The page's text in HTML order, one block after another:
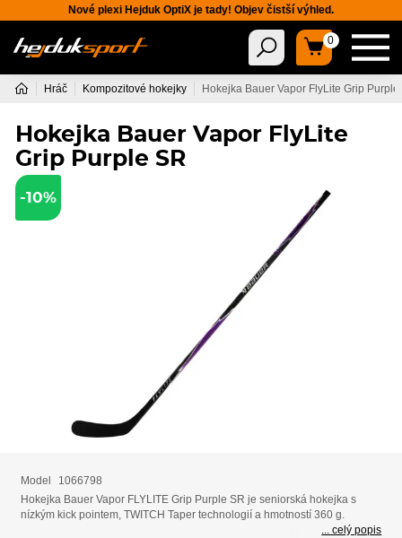
Nové plexi Hejduk OptiX je tady! Objev čistší výhled.
0
Hráč Kompozitové hokejky Hokejka Bauer Vapor FlyLite Grip Purple
Hokejka Bauer Vapor FlyLite
Grip Purple SR
-10%
Model
1066798
Hokejka Bauer Vapor FLYLITE Grip Purple SR je seniorská hokejka s
nízkým kick pointem, TWITCH Taper technologií a hmotností 360 g.
... celý popis